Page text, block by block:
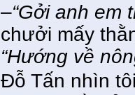
–“Gởi anh em
chưởi mấy
“Hướng về
Đỗ Tấn nhìn